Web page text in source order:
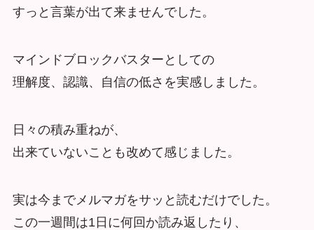
すっと言葉が出て来ませんでした。
マインドブロックバスターとしての
理解度、認識、自信の低さを実感しました。
日々の積み重ねが、
出来ていないことも改めて感じました。
実は今までメルマガをサッと読むだけでした。
この一週間は1日に何回か読み返したり、